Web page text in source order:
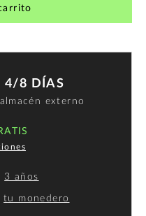
4/8 DÍAS
externo
3 años
tu monedero